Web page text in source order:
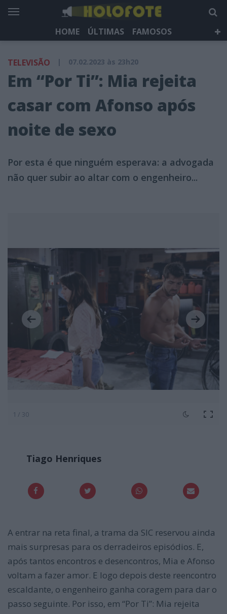
HOME ÚLTIMAS
FAMOSOS
HOLOFOTE TV
NEWSLETTER
TELEVISÃO | 07.02.2023 às 23h20
Em “Por Ti”: Mia rejeita
casar com Afonso após
noite de sexo
Por esta é que ninguém esperava: a advogada
não quer subir ao altar com o engenheiro...
1 / 30
Tiago Henriques
A entrar na reta final, a trama da SIC reservou ainda
mais surpresas para os derradeiros episódios. E,
após tantos encontros e desencontros, Mia e Afonso
voltam a fazer amor. E logo depois deste reencontro
escaldante, o engenheiro ganha coragem para dar o
passo seguinte. Por isso, em “Por Ti”: Mia rejeita